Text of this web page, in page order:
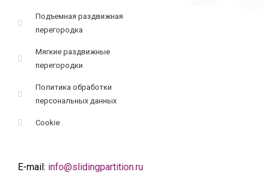
Подъемная раздвижная
перегородка
Мягкие раздвижные
перегородки
Политика обработки
персональных данных
Cookie
E-mail: info@slidingpartition.ru